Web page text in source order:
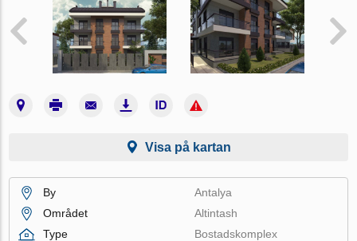
Visa på kartan
By
Antalya
Området
Altintash
Type
Bostadskomplex